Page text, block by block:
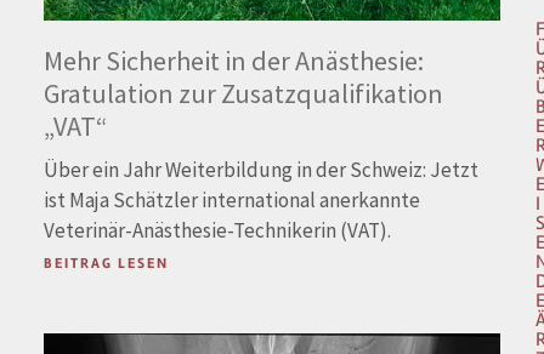
Mehr Sicherheit in der Anästhesie:
Gratulation zur Zusatzqualifikation
„VAT“
Über ein Jahr Weiterbildung in der Schweiz: Jetzt
ist Maja Schätzler international anerkannte
Veterinär-Anästhesie-Technikerin (VAT).
BEITRAG LESEN
I